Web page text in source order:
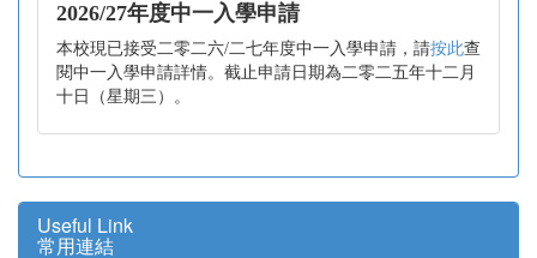
2026/27年度中一入學申請
本校現已接受二零二六/二七年度中一入學申請，請按此查
閱中一入學申請詳情。截止申請日期為二零二五年十二月
十日（星期三）。
Useful Link
常用連結